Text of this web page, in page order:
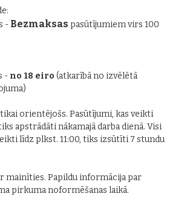
- Bezmaksas pasūtījumiem virs 100
- no 18 eiro (atkarībā no izvēlētā
orientējošs. Pasūtījumi, kas veikti
apstrādāti nākamajā darba dienā. Visi
līdz plkst. 11:00, tiks izsūtīti 7 stundu
mainīties. Papildu informācija par
pirkuma noformēšanas laikā.